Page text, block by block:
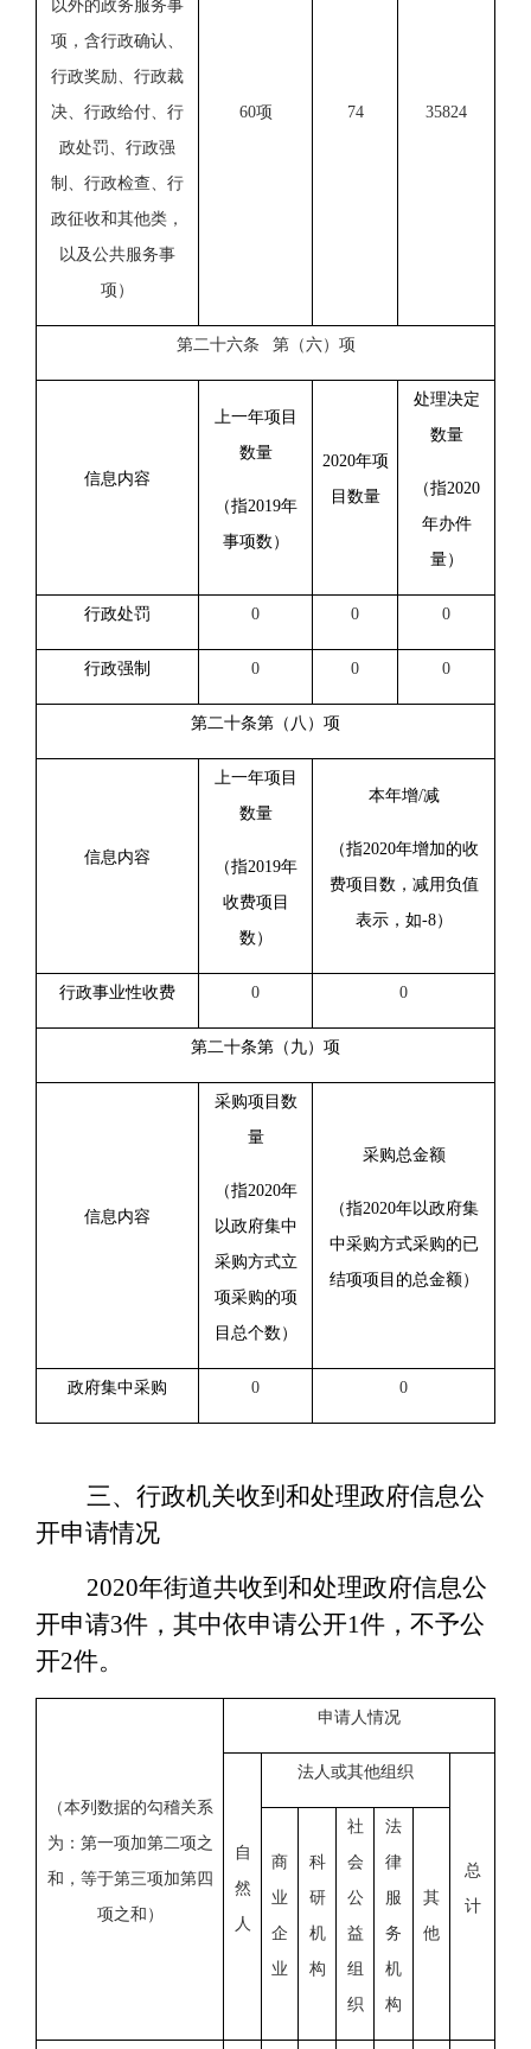
以外的政务服务事
项，含行政确认、
行政奖励、行政裁
决、行政给付、行
政处罚、行政强
制、行政检查、行
政征收和其他类，
以及公共服务事
项）
60项 74 35824
第二十六条 第（六）项
信息内容
上一年项目
数量
（指2019年
事项数）
2020年项
目数量
处理决定
数量
（指2020
年办件
量）
行政处罚 0 0 0
行政强制 0 0 0
第二十条第（八）项
信息内容
上一年项目
数量
（指2019年
收费项目
数）
本年增/减
（指2020年增加的收
费项目数，减用负值
表示，如-8）
行政事业性收费 0 0
第二十条第（九）项
信息内容
采购项目数
量
（指2020年
以政府集中
采购方式立
项采购的项
目总个数）
采购总金额
（指2020年以政府集
中采购方式采购的已
结项项目的总金额）
政府集中采购 0 0
三、 行政机关收到和处理政府信息公
开申请情况
2020年街道共收到和处理政府信息公
开申请3件，其中依申请公开1件，不予公
开2件。
（本列数据的勾稽关系
为：第一项加第二项之
和，等于第三项加第四
项之和）
申请人情况
自
然
人
法人或其他组织
总
计
商
业
企
业
科
研
机
构
社
会
公
益
组
织
法
律
服
务
机
构
其
他